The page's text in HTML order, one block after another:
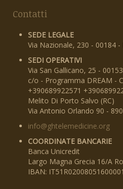
Contatti
SEDE LEGALE
Via Nazionale, 230 - 00184 -
SEDI OPERATIVI
Via San Gallicano, 25 -
c/o - Programma DREAM -
+390689922571
Melito Di Porto Salvo (RC)
Via Antonio Orlando 90 -
info@ghtelemedicine.org
COORDINATE BANCARIE
Banca Unicredit
Largo Magna Grecia 16/A
IBAN: